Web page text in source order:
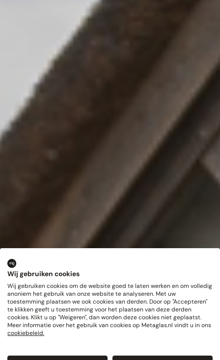
Wij gebruiken cookies
Wij gebruiken cookies om de website goed te laten werken en om volledig
anoniem het gebruik van onze website te analyseren. Met uw
toestemming plaatsen we ook cookies van derden. Door op "Accepteren"
te klikken geeft u toestemming voor het plaatsen van deze derden
cookies. Klikt u op "Weigeren", dan worden deze cookies niet geplaatst.
Meer informatie over het gebruik van cookies op Metaglas.nl vindt u in ons
cookiebeleid.